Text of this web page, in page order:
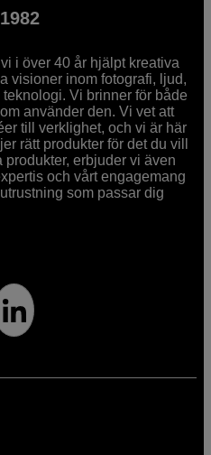
i över 40 år hjälpt kreativa
visioner inom fotografi, ljud,
Vi brinner för både
använder den. Vi vet att
till verklighet, och vi är här
rätt produkter för det du vill
erbjuder vi även
och vårt engagemang
som passar dig